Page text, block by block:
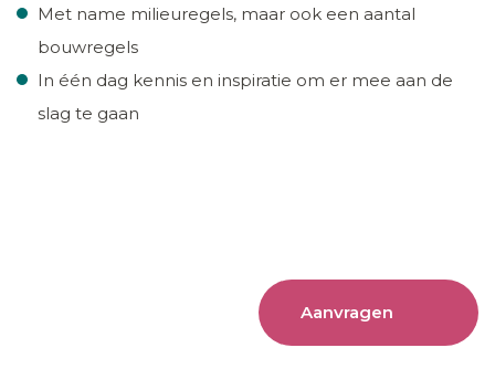
Met name milieuregels, maar ook een aantal
bouwregels
In één dag kennis en inspiratie om er mee aan de
slag te gaan
Aanvragen